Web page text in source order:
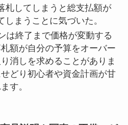
札してしまうと総支払額が
しまうことに気づいた。
は終了まで価格が変動する
額が自分の予算をオーバー
消しを求めることがありま
どり初心者や資金計画が甘
す。